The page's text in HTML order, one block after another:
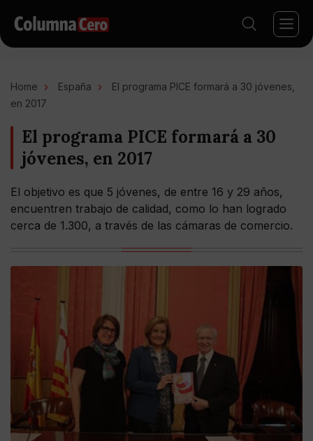
Home España
El programa PICE formará a 30 jóvenes,
en 2017
El programa PICE formará a 30
jóvenes, en 2017
El objetivo es que 5 jóvenes, de entre 16 y 29 años,
encuentren trabajo de calidad, como lo han logrado
cerca de 1.300, a través de las cámaras de comercio.